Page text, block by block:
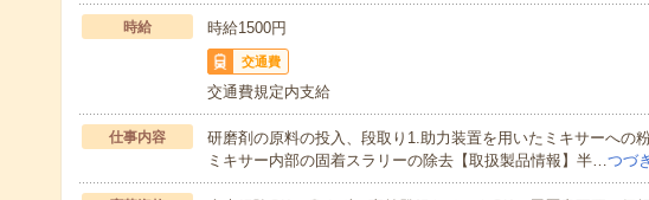
時給 時給1500円
交通費
交通費規定内支給
仕事内容
研磨剤の原料の投入、段取り1.助力装置を用いたミキサーへの
ミキサー内部の固着スラリーの除去【取扱製品情報】半…つづ